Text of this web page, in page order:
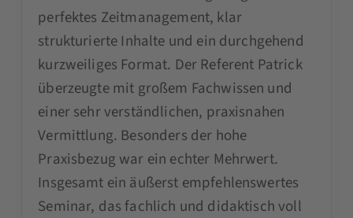
perfektes Zeitmanagement, klar
strukturierte Inhalte und ein durchgehend
kurzweiliges Format. Der Referent Patrick
überzeugte mit großem Fachwissen und
einer sehr verständlichen, praxisnahen
Vermittlung. Besonders der hohe
Praxisbezug war ein echter Mehrwert.
Insgesamt ein äußerst empfehlenswertes
Seminar, das fachlich und didaktisch voll